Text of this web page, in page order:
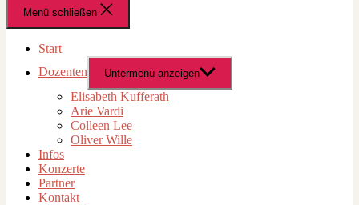
Menü schließen
Start
Dozenten
Untermenü anzeigen
Elisabeth Kufferath
Arie Vardi
Colleen Lee
Oliver Wille
Infos
Konzerte
Partner
Kontakt